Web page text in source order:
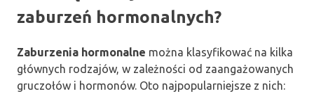
zaburzeń hormonalnych?
Zaburzenia hormonalne można klasyfikować na kilka
głównych rodzajów, w zależności od zaangażowanych
gruczołów i hormonów. Oto najpopularniejsze z nich: